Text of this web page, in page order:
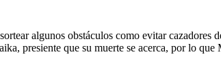
algunos obstáculos como evitar
presiente que su muerte se acerca, por lo